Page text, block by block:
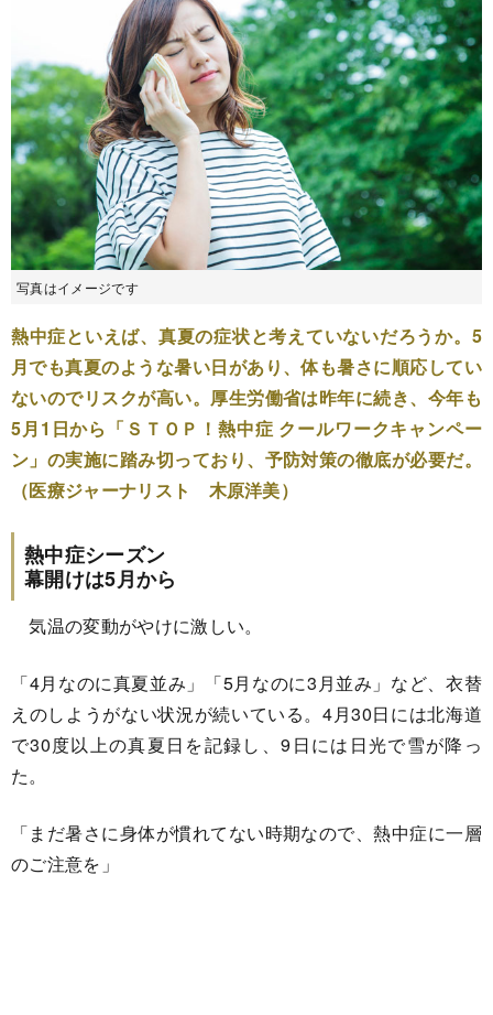
写真はイメージです
熱中症といえば、真夏の症状と考えていないだろうか。5
月でも真夏のような暑い日があり、体も暑さに順応してい
ないのでリスクが高い。厚生労働省は昨年に続き、今年も
5月1日から「ＳＴＯＰ！熱中症 クールワークキャンペー
ン」の実施に踏み切っており、予防対策の徹底が必要だ。
（医療ジャーナリスト 木原洋美）
熱中症シーズン
幕開けは5月から
気温の変動がやけに激しい。
「4月なのに真夏並み」「5月なのに3月並み」など、衣替
えのしようがない状況が続いている。4月30日には北海道
で30度以上の真夏日を記録し、9日には日光で雪が降っ
た。
「まだ暑さに身体が慣れてない時期なので、熱中症に一層
のご注意を」